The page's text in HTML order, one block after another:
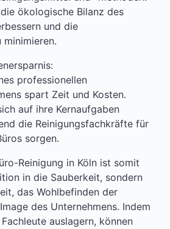
ökologische Bilanz des
und die
professionellen
spart Zeit und Kosten.
auf ihre Kernaufgaben
die Reinigungsfachkräfte für
sorgen.
Reinigung in Köln ist somit
in die Sauberkeit, sondern
das Wohlbefinden der
des Unternehmens. Indem
auslagern, können